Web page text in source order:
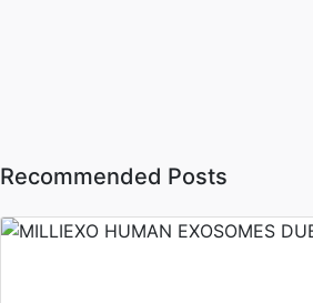
Recommended Posts